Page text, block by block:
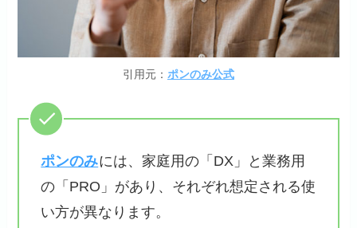
引用元： ポンのみ公式
ポンのみには、家庭用の「DX」と業務用
の「PRO」があり、それぞれ想定される使
い方が異なります。